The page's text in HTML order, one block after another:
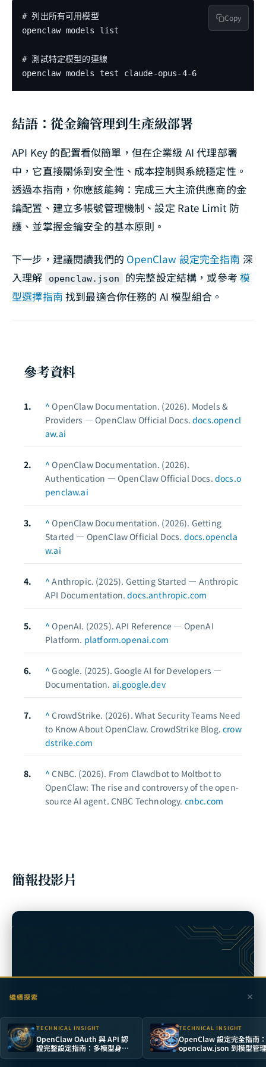
# 列出所有可用模型
openclaw models list
# 測試特定模型的連線
openclaw models test claude-opus-4-6
Copy
結語：從金鑰管理到生產級部署
API Key 的配置看似簡單，但在企業級 AI 代理部署
中，它直接關係到安全性、成本控制與系統穩定性。
透過本指南，你應該能夠：完成三大主流供應商的金
鑰配置、建立多帳號管理機制、設定 Rate Limit 防
護、並掌握金鑰安全的基本原則。
下一步，建議閱讀我們的 OpenClaw 設定完全指南 深
入理解
openclaw.json 的完整設定結構，或參考模
型選擇指南 找到最適合你任務的 AI 模型組合。
參考資料
^ OpenClaw Documentation. (2026). Models &
Providers — OpenClaw Official Docs. docs.opencl
aw.ai
^ OpenClaw Documentation. (2026).
Authentication — OpenClaw Official Docs. docs.o
penclaw.ai
^ OpenClaw Documentation. (2026). Getting
Started — OpenClaw Official Docs. docs.opencla
w.ai
^ Anthropic. (2025). Getting Started — Anthropic
API Documentation. docs.anthropic.com
^ OpenAI. (2025).API Reference — OpenAI
Platform. platform.openai.com
^ Google. (2025).Google AI for Developers —
Documentation. ai.google.dev
^ CrowdStrike. (2026). What Security Teams Need
to Know About OpenClaw. CrowdStrike Blog.crow
dstrike.com
^ CNBC. (2026). From Clawdbot to Moltbot to
OpenClaw: The rise and controversy of the open-
source AI agent. CNBC Technology. cnbc.com
簡報投影片
繼續探索
TECHNICAL INSIGHT
OpenClaw OAuth 與 API 認
證完整設定指南：多模型身份
驗證架構實踐
TECHNICAL INSIGHT
OpenClaw 設定完全指南
openclaw.json 到模型管
核心配置